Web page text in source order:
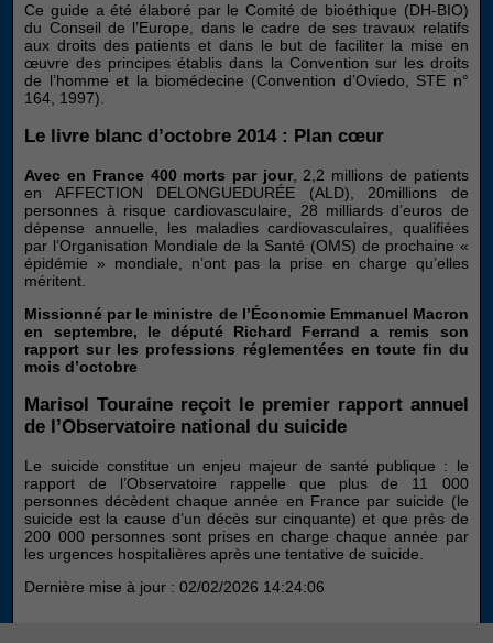
Ce guide a été élaboré par le Comité de bioéthique (DH‑BIO)
du Conseil de l’Europe, dans le cadre de ses travaux relatifs
aux droits des patients et dans le but de faciliter la mise en
œuvre des principes établis dans la Convention sur les droits
de l’homme et la biomédecine (Convention d’Oviedo, STE n°
164, 1997).
Le livre blanc d’octobre 2014 : Plan cœur
Avec en France 400 morts par jour, 2,2 millions de patients
en AFFECTION DELONGUEDURÉE (ALD), 20millions de
personnes à risque cardiovasculaire, 28 milliards d’euros de
dépense annuelle, les maladies cardiovasculaires, qualifiées
par l’Organisation Mondiale de la Santé (OMS) de prochaine «
épidémie » mondiale, n’ont pas la prise en charge qu’elles
méritent.
Missionné par le ministre de l’Économie Emmanuel Macron
en septembre, le député Richard Ferrand a remis son
rapport sur les professions réglementées en toute fin du
mois d’octobre
Marisol Touraine reçoit le premier rapport annuel
de l’Observatoire national du suicide
Le suicide constitue un enjeu majeur de santé publique : le
rapport de l’Observatoire rappelle que plus de 11 000
personnes décèdent chaque année en France par suicide (le
suicide est la cause d’un décès sur cinquante) et que près de
200 000 personnes sont prises en charge chaque année par
les urgences hospitalières après une tentative de suicide.
Dernière mise à jour : 02/02/2026 14:24:06